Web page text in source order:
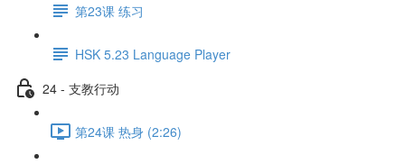
第23课 练习
HSK 5.23 Language Player
24 - 支教行动
第24课 热身 (2:26)